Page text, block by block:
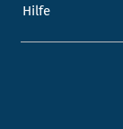
Hilfe